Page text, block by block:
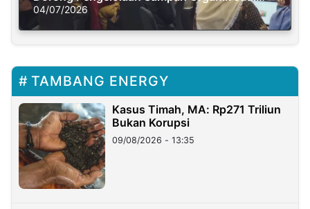
Solusi Krisis Iklim
04/07/2026
TAMBANG ENERGY
Kasus Timah, MA: Rp271 Triliun
Bukan Korupsi
09/08/2026 - 13:35